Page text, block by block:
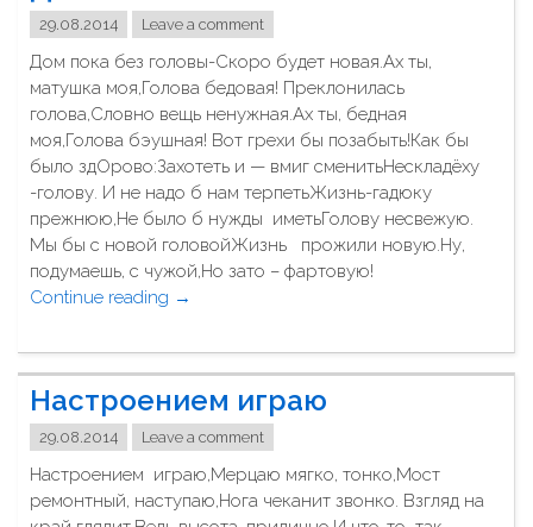
и
у
д
ь
в
о
й
н
а
.
а
я
б
ы
л
у
ж
н
е
м
а
л
ч
и
ш
к
й
"
29.08.2014 Leave a comment
Дом пока без головы-Скоро будет новая.Ах ты,
матушка моя,Голова бедовая! Преклонилась
голова,Словно вещь ненужная.Ах ты, бедная
моя,Голова бэушная! Вот грехи бы позабыть!Как бы
было здОрово:Захотеть и — вмиг сменитьНескладёху
-голову. И не надо б нам терпетьЖизнь-гадюку
прежнюю,Не было б нужды иметьГолову несвежую.
Мы бы с новой головойЖизнь прожили новую.Ну,
подумаешь, с чужой,Но зато – фартовую!
Continue reading "
о
м
п
о
к
а
б
→
Настроением играю
29.08.2014 Leave a comment
Настроением играю,Мерцаю мягко, тонко,Мост
ремонтный, наступаю,Нога чеканит звонко. Взгляд на